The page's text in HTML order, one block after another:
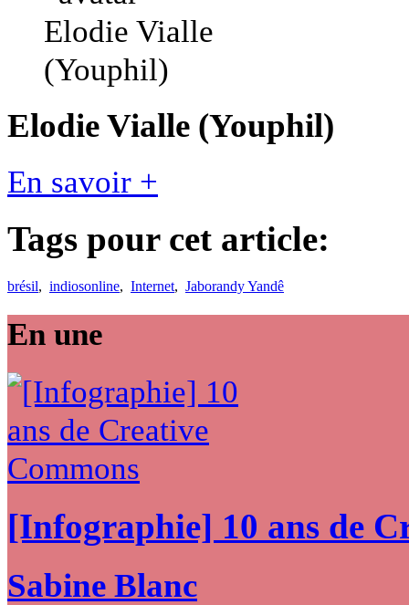
Elodie Vialle (Youphil)
En savoir +
Tags pour cet article:
brésil, indiosonline, Internet, Jaborandy Yandê
En une
[Infographie] 10 ans de
Sabine Blanc